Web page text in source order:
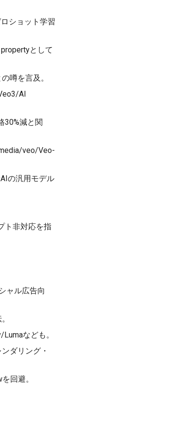
ショット学習
として
噂を言及。
AI
30%減と関
veo/Veo-
の汎用モデル
ト非対応を指
ャル広告向
なども。
ダリング・
回避。